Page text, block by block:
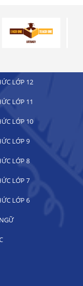
LỚP 12
LỚP 11
LỚP 10
LỚP 9
LỚP 8
LỚP 7
LỚP 6